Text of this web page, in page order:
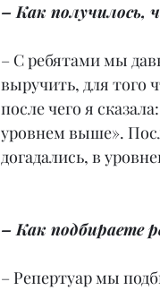
– Как получилось,
– С ребятами мы
выручить, для того
после чего я
уровнем выше».
догадались, в
– Как подбираете
– Репертуар мы